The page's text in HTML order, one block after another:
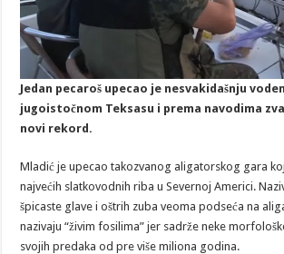
Jedan pecaroš upecao je nesvakidašnju
jugoistočnom Teksasu i prema navodima
novi rekord.
Mladić je upecao takozvanog aligatorskog gara
najvećih slatkovodnih riba u Severnoj Americi.
špicaste glave i oštrih zuba veoma podseća na
nazivaju “živim fosilima” jer sadrže neke
svojih predaka od pre više miliona godina.